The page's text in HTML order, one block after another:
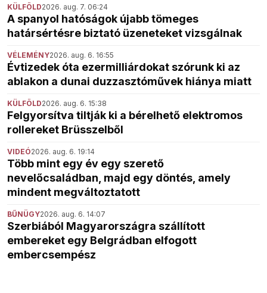
KÜLFÖLD2026. aug. 7. 06:24
A spanyol hatóságok újabb tömeges
határsértésre biztató üzeneteket vizsgálnak
VÉLEMÉNY2026. aug. 6. 16:55
Évtizedek óta ezermilliárdokat szórunk ki az
ablakon a dunai duzzasztóművek hiánya miatt
KÜLFÖLD2026. aug. 6. 15:38
Felgyorsítva tiltják ki a bérelhető elektromos
rollereket Brüsszelből
VIDEÓ2026. aug. 6. 19:14
Több mint egy év egy szerető
nevelőcsaládban, majd egy döntés, amely
mindent megváltoztatott
BŰNÜGY2026. aug. 6. 14:07
Szerbiából Magyarországra szállított
embereket egy Belgrádban elfogott
embercsempész